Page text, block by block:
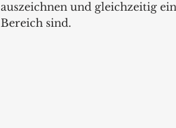
auszeichnen und gleichzeitig
Bereich sind.